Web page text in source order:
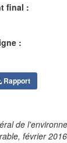
final :
:
Rapport
de
février